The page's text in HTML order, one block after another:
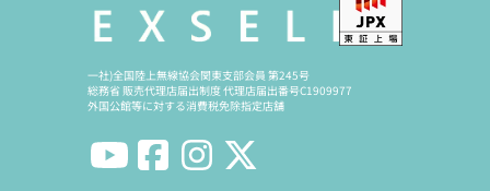
一社)全国陸上無線協会関東支部会員 第245号
総務省 販売代理店届出制度 代理店届出番号C1909977
外国公館等に対する消費税免除指定店舗